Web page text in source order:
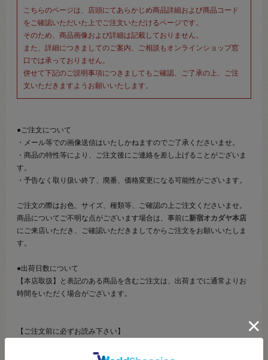
こちらのページは、店頭にてあらかじめ商品詳細および商品コード
をご確認いただいた上でご注文いただけるページです。
そのため、商品画像および詳細は記載しておりません。
また、詳細につきましてのご案内、ご相談もオンラインショップ窓
口では承っておりません。
併せて下記のご説明事項につきましてもご確認、ご了承の上、ご注
文いただきますようお願いいたします。
●ご注文について
・メール等での画像送信はいたしかねますのでご了承くださいませ。
・商品の特性等により、ご注文後にご連絡を差し上げることがございま
す。
・予告なく取り扱い終了、廃番、価格変更になる可能性がございます。
ご注文の際はお色、サイズ、種類等、ご確認の上ご注文くださいませ。
商品についてご不明な点がございます場合は、事前に新宿オカダヤ本店
にご来店いただき、ご確認いただきましてからご注文をお願いいたしま
す。
●出荷日数について
【本店取扱】と表記のある商品を含むご注文は、出荷までに通常よりお
時間をいただく場合がございます。
【ご注文前に必ずお読み下さい】
・当社の他オンラインショップと在庫を共有しており、注文が確定して